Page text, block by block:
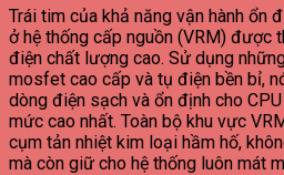
Trái tim của khả năng vận hành ổn
ở hệ thống cấp nguồn (VRM) được
điện chất lượng cao. Sử dụng
mosfet cao cấp và tụ điện bền bỉ,
dòng điện sạch và ổn định cho
mức cao nhất. Toàn bộ khu vực
cụm tản nhiệt kim loại hầm hố,
mà còn giữ cho hệ thống luôn mát